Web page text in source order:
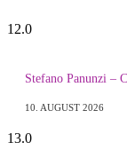
12.0
Stefano Panunzi –
10. AUGUST 2026
13.0